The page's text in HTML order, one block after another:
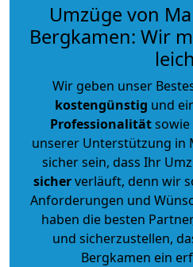
Umzüge von
Bergkamen: Wir
Wir geben unser
kostengünstig und
Professionalität
unserer Unterstützung in
sicher sein, dass Ihr
sicherverläuft, denn wir
Anforderungen und
haben die besten
und sicherzustellen,
Bergkamen ein